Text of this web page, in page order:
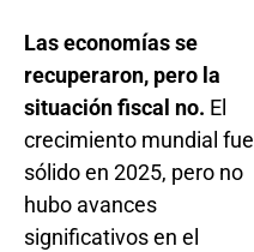
Las economías se
recuperaron, pero la
situación fiscal no. El
crecimiento mundial fue
sólido en 2025, pero no
hubo avances
significativos en el